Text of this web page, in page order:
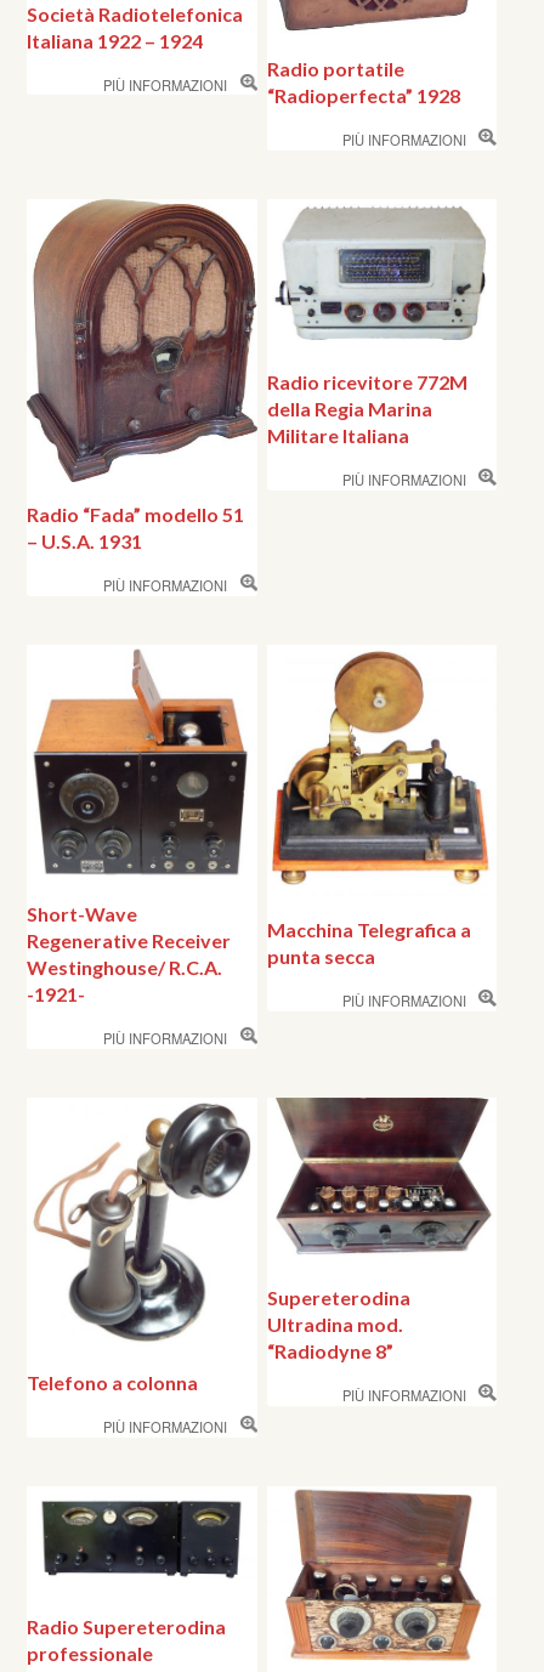
Società Radiotelefonica
Italiana 1922 – 1924
PIÙ INFORMAZIONI
Radio portatile
“Radioperfecta” 1928
PIÙ INFORMAZIONI
Radio “Fada” modello 51
– U.S.A. 1931
PIÙ INFORMAZIONI
Radio ricevitore 772M
della Regia Marina
Militare Italiana
PIÙ INFORMAZIONI
Short-Wave
Regenerative Receiver
Westinghouse/ R.C.A.
-1921-
PIÙ INFORMAZIONI
Macchina Telegrafica a
punta secca
PIÙ INFORMAZIONI
Telefono a colonna
PIÙ INFORMAZIONI
Supereterodina
Ultradina mod.
“Radiodyne 8”
PIÙ INFORMAZIONI
Radio Supereterodina
professionale